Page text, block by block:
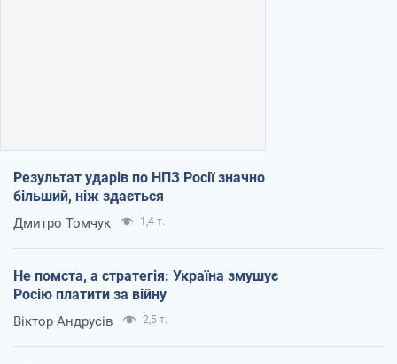
Результат ударів по НПЗ Росії значно
більший, ніж здається
Дмитро Томчук 1,4 т.
Не помста, а стратегія: Україна змушує
Росію платити за війну
Віктор Андрусів 2,5 т.